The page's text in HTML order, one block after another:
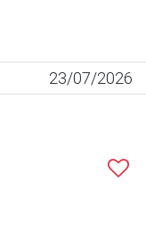
23/07/2026